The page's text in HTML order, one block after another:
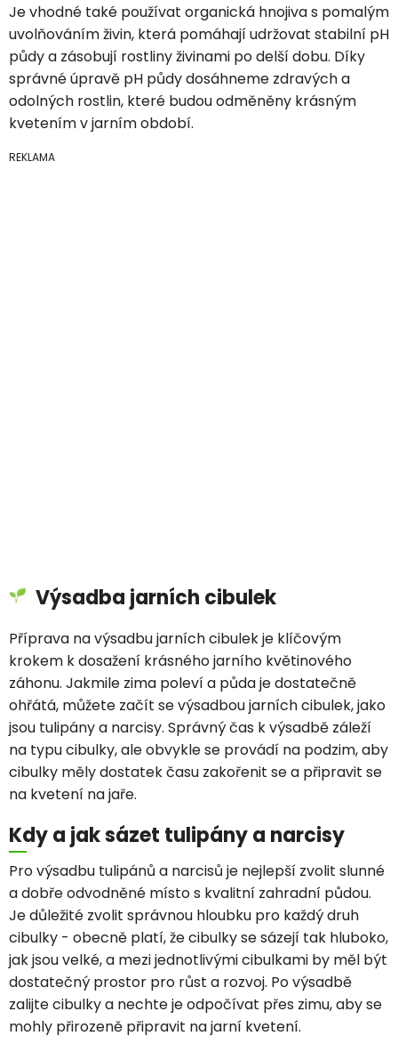
Je vhodné také používat organická hnojiva s pomalým
uvolňováním živin, která pomáhají udržovat stabilní pH
půdy a zásobují rostliny živinami po delší dobu. Díky
správné úpravě pH půdy dosáhneme zdravých a
odolných rostlin, které budou odměněny krásným
kvetením v jarním období.
REKLAMA
Výsadba jarních cibulek
Příprava na výsadbu jarních cibulek je klíčovým
krokem k dosažení krásného jarního květinového
záhonu. Jakmile zima poleví a půda je dostatečně
ohřátá, můžete začít se výsadbou jarních cibulek, jako
jsou tulipány a narcisy. Správný čas k výsadbě záleží
na typu cibulky, ale obvykle se provádí na podzim, aby
cibulky měly dostatek času zakořenit se a připravit se
na kvetení na jaře.
Kdy a jak sázet tulipány a narcisy
Pro výsadbu tulipánů a narcisů je nejlepší zvolit slunné
a dobře odvodněné místo s kvalitní zahradní půdou.
Je důležité zvolit správnou hloubku pro každý druh
cibulky - obecně platí, že cibulky se sázejí tak hluboko,
jak jsou velké, a mezi jednotlivými cibulkami by měl být
dostatečný prostor pro růst a rozvoj. Po výsadbě
zalijte cibulky a nechte je odpočívat přes zimu, aby se
mohly přirozeně připravit na jarní kvetení.